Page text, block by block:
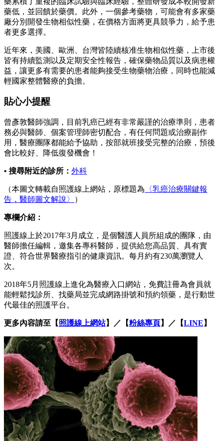
藥低，並回饋於藥價。此外，一個參考藥物，可能會有多家藥
廠分別開發生物相似性藥，在價格方面將更具競爭力，給予患
者更多選擇。
近年來，美國、歐洲、台灣皆陸續核准生物相似性藥，上市後
皆有持續監測以及定期安全性報告，確保藥物品質以及病患權
益，讓更多有需要的患者能夠接受生物藥物治療，同時也能減
輕國家整體醫療的負擔。
貼心小提醒
曾彥敦醫師強調，目前乳癌已經有非常嚴謹的治療準則，患者
務必與醫師、個案管理師密切配合，有任何問題或治療副作
用，醫療團隊都能給予協助，按部就班接受完整的治療，預後
會比較好、降低復發機會！
• 搜尋附近的診所： 外科
（本圖文轉載自照護線上網站，原標題為 〈乳癌治療關鍵報
告，醫師圖文解說〉
）
專欄介紹：
照護線上於2017年3月成立，是個醫護人員所組成的團隊，由
醫師擔任編輯，邀集各專科醫師，提供給您高品質、具有實
證、符合世界醫療指引的健康資訊。每月約有230萬瀏覽人
次。
2018年5月照護線上進化為醫療入口網站，免費註冊為會員就
能輕鬆找診所、找藥局並完成網路掛號和預約領藥，是行動世
代最佳的照護平台。
更多內容請至【照護線上網站】／【粉絲專頁】／【LINE 】